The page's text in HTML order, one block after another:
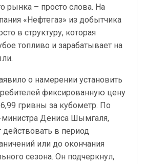
рынка – просто слова. На
«Нефтегаз» из добытчика
в структуру, которая
топливо и зарабатывает на
о намерении установить
фиксированную цену
гривны за кубометр. По
Дениса Шымгаля,
действовать в период
или до окончания
сезона. Он подчеркнул,